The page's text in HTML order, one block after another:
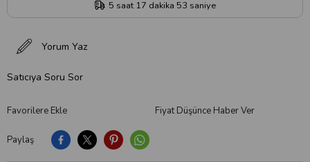
Paylaş
Favorilere Ekle Fiyat Düşünce Haber Ver
Yorum Yaz
Satıcıya Soru Sor
5 saat 17 dakika 52 saniye